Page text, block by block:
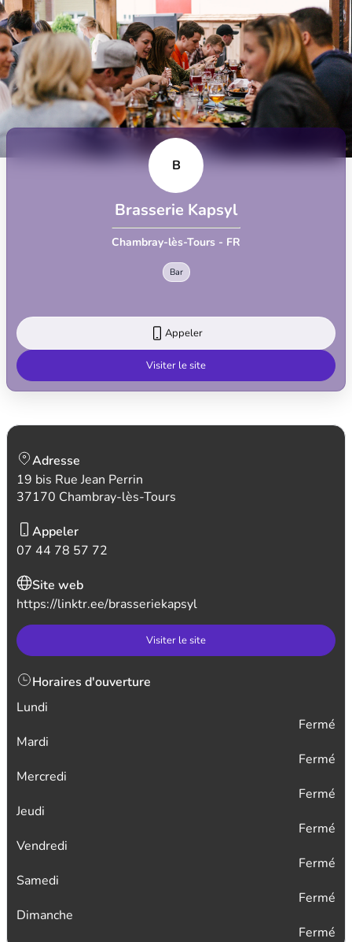
B
Brasserie Kapsyl
Chambray-lès-Tours - FR
Bar
Appeler
Visiter le site
Adresse
19 bis Rue Jean Perrin
37170 Chambray-lès-Tours
Appeler
07 44 78 57 72
Site web
https://linktr.ee/brasseriekapsyl
Visiter le site
Horaires d'ouverture
Lundi
Fermé
Mardi
Fermé
Mercredi
Fermé
Jeudi
Fermé
Vendredi
Fermé
Samedi
Fermé
Dimanche
Fermé